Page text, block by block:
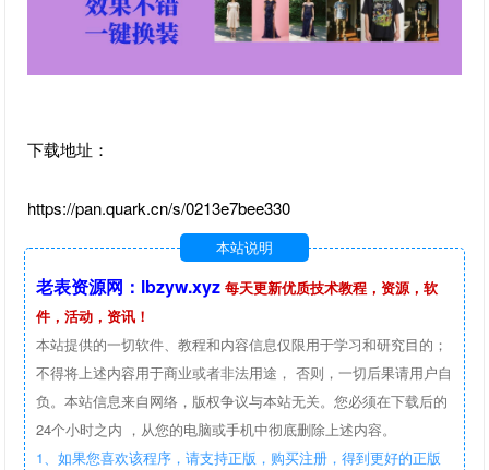
下载地址：
https://pan.quark.cn/s/0213e7bee330
本站说明
老表资源网：lbzyw.xyz 每天更新优质技术教程，资源，软
件，活动，资讯！
本站提供的一切软件、教程和内容信息仅限用于学习和研究目的；
不得将上述内容用于商业或者非法用途， 否则，一切后果请用户自
负。本站信息来自网络，版权争议与本站无关。您必须在下载后的
24个小时之内 ，从您的电脑或手机中彻底删除上述内容。
1、如果您喜欢该程序，请支持正版，购买注册，得到更好的正版